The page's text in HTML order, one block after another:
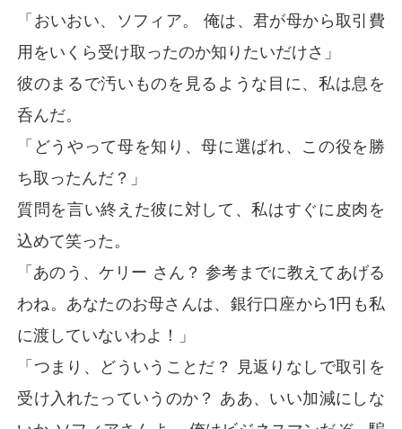
「おいおい、ソフィア。 俺は、君が母から取引費
用をいくら受け取ったのか知りたいだけさ」
彼のまるで汚いものを見るような目に、私は息を
呑んだ。
「どうやって母を知り、母に選ばれ、この役を勝
ち取ったんだ？」
質問を言い終えた彼に対して、私はすぐに皮肉を
込めて笑った。
「あのう、ケリー さん？ 参考までに教えてあげる
わね。あなたのお母さんは、銀行口座から1円も私
に渡していないわよ！」
「つまり、どういうことだ？ 見返りなしで取引を
受け入れたっていうのか？ ああ、いい加減にしな